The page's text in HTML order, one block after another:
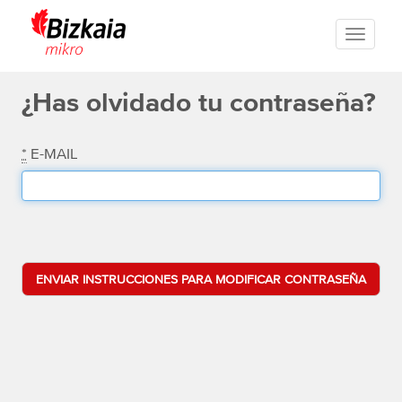
Toggle
¿Has olvidado tu contraseña?
* E-MAIL